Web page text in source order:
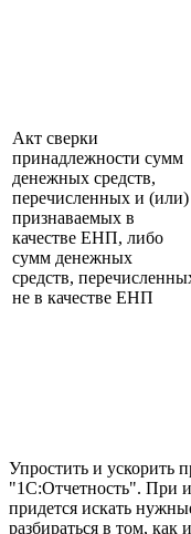
Акт сверки
принадлежности сумм
денежных средств,
перечисленных и (или)
признаваемых в
качестве ЕНП, либо
сумм денежных
средств,
не в качестве ЕНП
Упростить и ускорить
"1С:Отчетность". При
придется искать
разбираться в том, как